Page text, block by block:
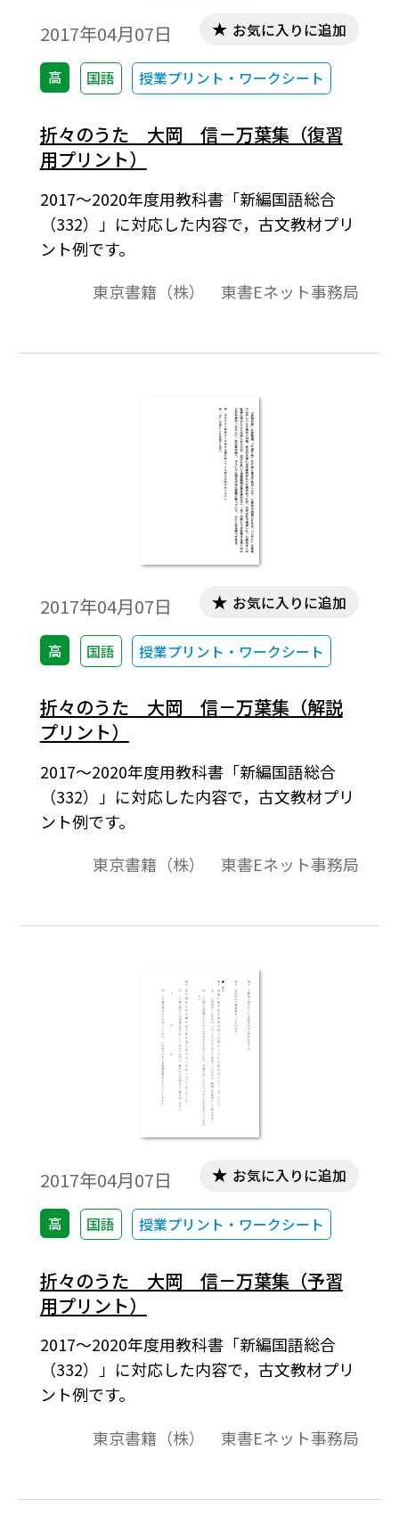
2017年04月07日
高 国語 授業プリント・ワークシート
お気に入りに追加
折々のうた 大岡 信－万葉集（復習
用プリント）
2017～2020年度用教科書「新編国語総合
（332）」に対応した内容で，古文教材プリ
ント例です。
東京書籍（株） 東書Eネット事務局
2017年04月07日
高 国語 授業プリント・ワークシート
お気に入りに追加
折々のうた 大岡 信－万葉集（解説
プリント）
2017～2020年度用教科書「新編国語総合
（332）」に対応した内容で，古文教材プリ
ント例です。
東京書籍（株） 東書Eネット事務局
2017年04月07日
高 国語 授業プリント・ワークシート
お気に入りに追加
折々のうた 大岡 信－万葉集（予習
用プリント）
2017～2020年度用教科書「新編国語総合
（332）」に対応した内容で，古文教材プリ
ント例です。
東京書籍（株） 東書Eネット事務局